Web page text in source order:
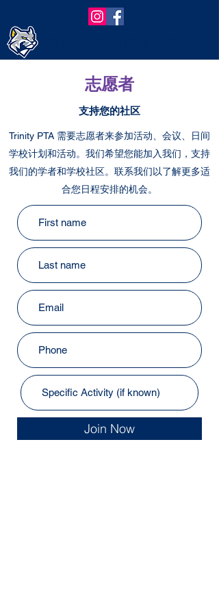
志愿者
支持您的社区
Trinity PTA 需要志愿者来参加活动、会议、日间
学校计划和活动。我们希望您能加入我们，支持
我们的学者和学校社区。联系我们以了解更多适
合您日程安排的机会。
Join Now